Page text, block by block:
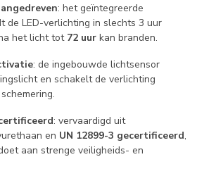
: het geïntegreerde
de LED-verlichting in slechts 3 uur
het licht tot 72 uur kan branden.
: de ingebouwde lichtsensor
en schakelt de verlichting
: vervaardigd uit
en UN 12899-3 gecertificeerd,
aan strenge veiligheids- en